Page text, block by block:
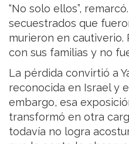
“No solo ellos”,
secuestrados que
murieron en
con sus familias y no
La pérdida convirtió a
reconocida en Israel y
embargo, esa
transformó en otra
todavía no logra